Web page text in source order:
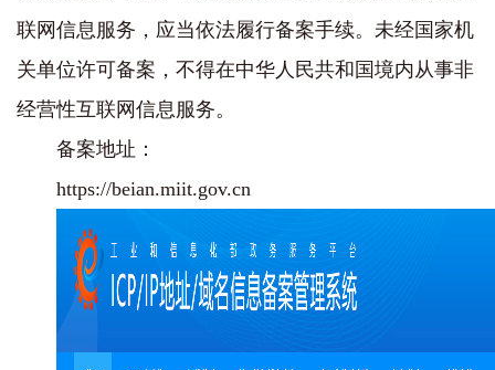
联网信息服务，应当依法履行备案手续。未经国家机
关单位许可备案，不得在中华人民共和国境内从事非
经营性互联网信息服务。
备案地址：
https://beian.miit.gov.cn